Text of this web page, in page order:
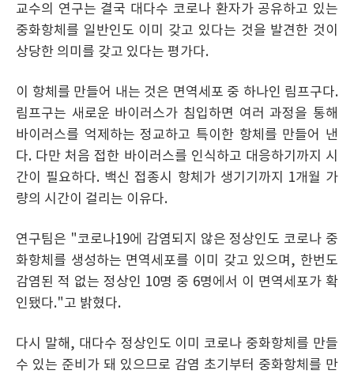
교수의 연구는 결국 대다수 코로나 환자가 공유하고 있는
중화항체를 일반인도 이미 갖고 있다는 것을 발견한 것이
상당한 의미를 갖고 있다는 평가다.
이 항체를 만들어 내는 것은 면역세포 중 하나인 림프구다.
림프구는 새로운 바이러스가 침입하면 여러 과정을 통해
바이러스를 억제하는 정교하고 특이한 항체를 만들어 낸
다. 다만 처음 접한 바이러스를 인식하고 대응하기까지 시
간이 필요하다. 백신 접종시 항체가 생기기까지 1개월 가
량의 시간이 걸리는 이유다.
연구팀은 "코로나19에 감염되지 않은 정상인도 코로나 중
화항체를 생성하는 면역세포를 이미 갖고 있으며, 한번도
감염된 적 없는 정상인 10명 중 6명에서 이 면역세포가 확
인됐다."고 밝혔다.
다시 말해, 대다수 정상인도 이미 코로나 중화항체를 만들
수 있는 준비가 돼 있으므로 감염 초기부터 중화항체를 만